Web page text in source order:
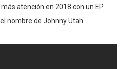
atención en 2018 con un EP
nombre de Johnny Utah.